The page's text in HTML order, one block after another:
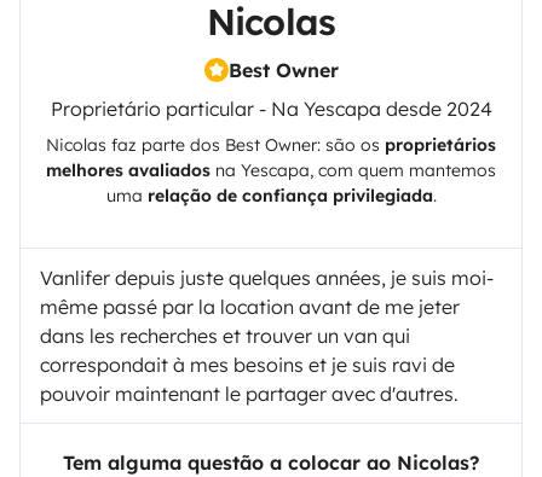
Nicolas
Best Owner
Proprietário particular - Na Yescapa desde 2024
Nicolas faz parte dos Best Owner: são os proprietários
melhores avaliados na Yescapa, com quem mantemos
uma relação de confiança privilegiada.
Vanlifer depuis juste quelques années, je suis moi-
même passé par la location avant de me jeter
dans les recherches et trouver un van qui
correspondait à mes besoins et je suis ravi de
pouvoir maintenant le partager avec d'autres.
Tem alguma questão a colocar ao Nicolas?